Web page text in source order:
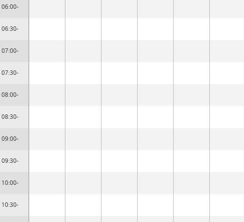
06:00-
06:30-
07:00-
07:30-
08:00-
08:30-
09:00-
09:30-
10:00-
10:30-